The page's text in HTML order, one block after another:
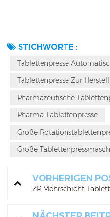
STICHWORTE :
Tablettenpresse
Tablettenpresse Zur
Pharmazeutische
Pharma-Tablettenpresse
Große
Große
VORHERIGEN
ZP Mehrschicht-